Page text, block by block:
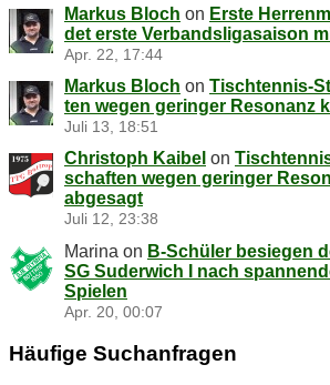
Markus Bloch on Ers­te
det ers­te Ver­bands­li­ga­sai­son
Apr. 22, 17:44
Markus Bloch on Tisch­ten­nis-
ten we­gen ge­rin­ger Re­so­nanz
Juli 13, 18:51
Christoph Kaibel on
schaf­ten we­gen ge­rin­ger
abgesagt
Juli 12, 23:38
Marina on B‑Schüler be­sie­gen
SG Su­der­wich I nach
Spielen
Apr. 20, 00:07
Häu­fi­ge Suchanfragen